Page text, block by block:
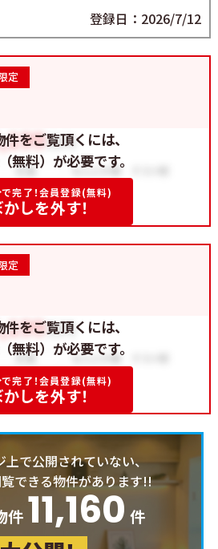
登録日：2026/7/12
定
件をご覧頂くには、
無料）が必要です。
完了！会員登録(無料)
しを外す！
定
件をご覧頂くには、
無料）が必要です。
完了！会員登録(無料)
しを外す！
上で公開されていない、
できる物件があります!!
件 11,160 件